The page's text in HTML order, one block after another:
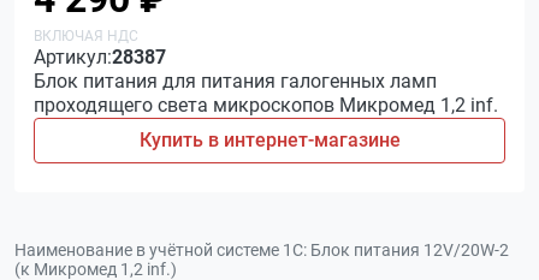
Артикул:28387
Блок питания для питания галогенных ламп
проходящего света микроскопов Микромед 1,2 inf.
Купить в интернет-магазине
Наименование в учётной системе 1С: Блок питания 12V/20W-2
(к Микромед 1,2 inf.)